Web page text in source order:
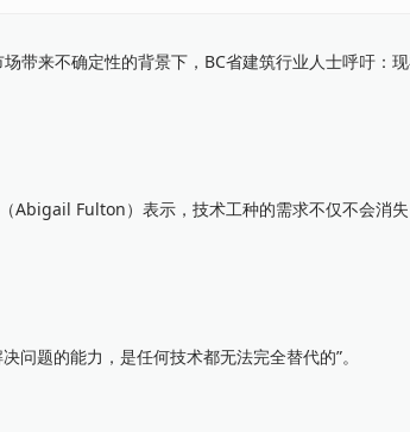
带来不确定性的背景下，BC省建筑行业人士呼吁：
Abigail Fulton）表示，技术工种的需求不仅不会消
问题的能力，是任何技术都无法完全替代的”。